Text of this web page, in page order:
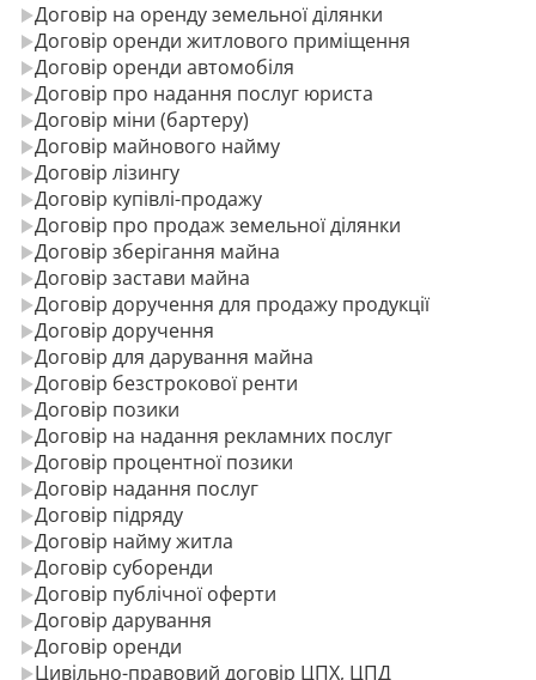
Договір на оренду земельної ділянки
Договір оренди житлового приміщення
Договір оренди автомобіля
Договір про надання послуг юриста
Договір міни (бартеру)
Договір майнового найму
Договір лізингу
Договір купівлі-продажу
Договір про продаж земельної ділянки
Договір зберігання майна
Договір застави майна
Договір доручення для продажу продукції
Договір доручення
Договір для дарування майна
Договір безстрокової ренти
Договір позики
Договір на надання рекламних послуг
Договір процентної позики
Договір надання послуг
Договір підряду
Договір найму житла
Договір суборенди
Договір публічної оферти
Договір дарування
Договір оренди
Цивільно-правовий договір ЦПХ, ЦПД